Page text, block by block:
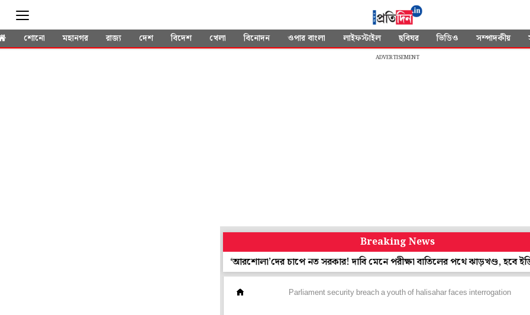
শোনো মহানগর রাজ্য দেশ বিদেশ খেলা বিনোদন ওপার বাংলা লাইফস্টাইল ছবিঘর ভিডিও সম্পাদকীয়
ADVERTISEMENT
Breaking News
‘আরশোলা’দের চাপে নত সরকার! দাবি মেনে পরীক্ষা বাতিলের পথে ঝাড়খণ্ড, হবে ইডি
Parliament security breach a youth of halisahar faces interrogation